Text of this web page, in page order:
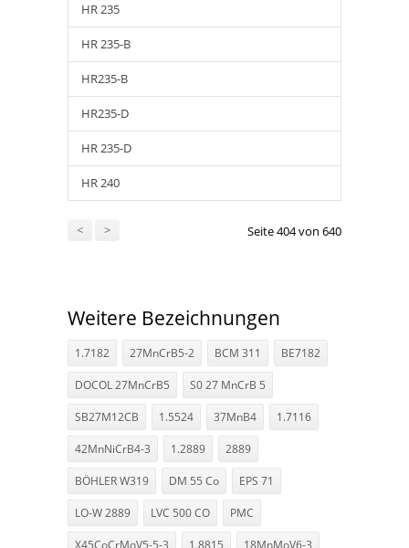
HR 235
HR 235-B
HR235-B
HR235-D
HR 235-D
HR 240
< > Seite 404 von 640
Weitere Bezeichnungen
1.7182 27MnCrB5-2 BCM 311 BE7182
DOCOL 27MnCrB5 S0 27 MnCrB 5
SB27M12CB 1.5524 37MnB4 1.7116
42MnNiCrB4-3 1.2889 2889
BÖHLER W319 DM 55 Co EPS 71
LO-W 2889 LVC 500 CO PMC
X45CoCrMoV5-5-3 1.8815 18MnMoV6-3